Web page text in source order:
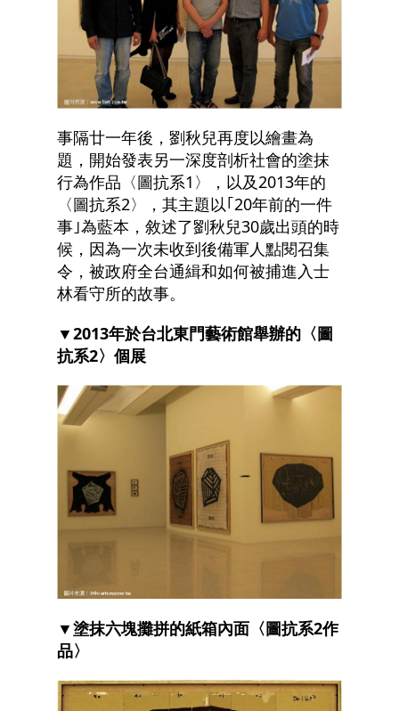
事隔廿一年後，劉秋兒再度以繪畫為
題，開始發表另一深度剖析社會的塗抹
行為作品〈圖抗系1〉，以及2013年的
〈圖抗系2〉，其主題以｢20年前的一件
事｣為藍本，敘述了劉秋兒30歲出頭的時
候，因為一次未收到後備軍人點閱召集
令，被政府全台通緝和如何被捕進入士
林看守所的故事。
▼2013年於台北東門藝術館舉辦的〈圖
抗系2〉個展
▼塗抹六塊攤拼的紙箱內面〈圖抗系2作
品〉